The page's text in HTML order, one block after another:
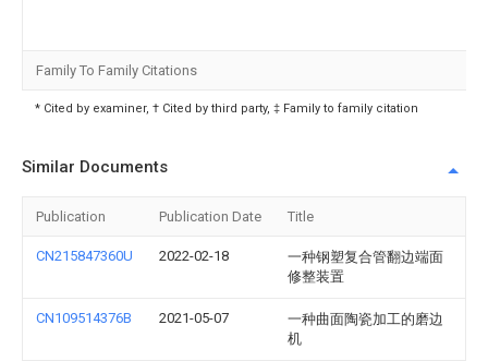
Family To Family Citations
* Cited by examiner, † Cited by third party, ‡ Family to family citation
Similar Documents
Publication Publication Date Title
CN215847360U 2022-02-18
一种钢塑复合管翻边端面
修整装置
CN109514376B 2021-05-07
一种曲面陶瓷加工的磨边
机